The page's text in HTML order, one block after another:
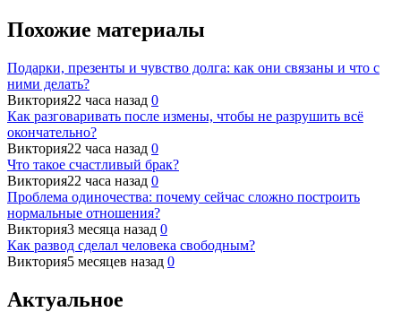
Похожие материалы
Подарки, презенты и чувство долга: как они связаны и что с
ними делать?
Виктория22 часа назад 0
Как разговаривать после измены, чтобы не разрушить всё
окончательно?
Виктория22 часа назад 0
Что такое счастливый брак?
Виктория22 часа назад 0
Проблема одиночества: почему сейчас сложно построить
нормальные отношения?
Виктория3 месяца назад 0
Как развод сделал человека свободным?
Виктория5 месяцев назад 0
Актуальное